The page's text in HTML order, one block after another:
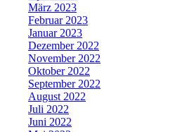
März 2023
Februar 2023
Januar 2023
Dezember 2022
November 2022
Oktober 2022
September 2022
August 2022
Juli 2022
Juni 2022